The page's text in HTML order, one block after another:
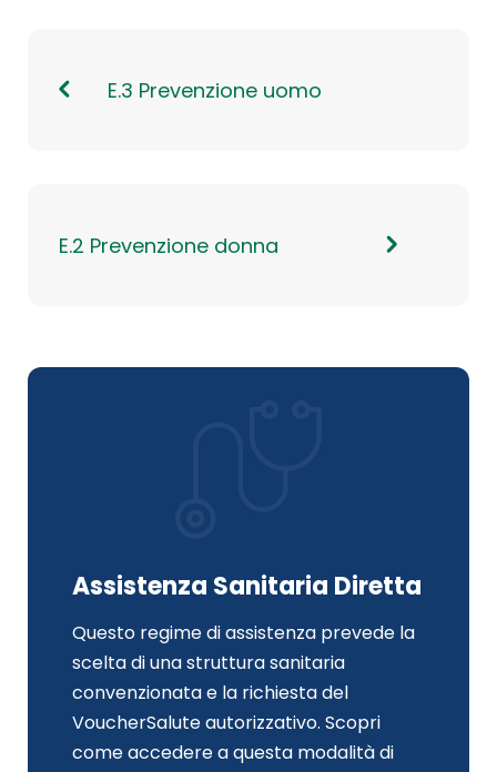
E.3 Prevenzione uomo
E.2 Prevenzione donna
Assistenza Sanitaria Diretta
Questo regime di assistenza prevede la
scelta di una struttura sanitaria
convenzionata e la richiesta del
VoucherSalute autorizzativo. Scopri
come accedere a questa modalità di